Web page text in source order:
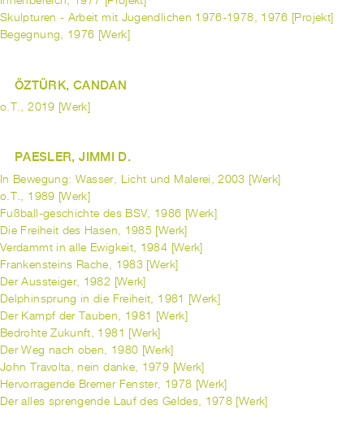
Skulpturen - Arbeit mit Jugendlichen 1976-1978, 1976 [Projekt]
Begegnung, 1976 [Werk]
ÖZTÜRK, CANDAN
o.T., 2019 [Werk]
PAESLER, JIMMI D.
In Bewegung: Wasser, Licht und Malerei, 2003 [Werk]
o.T., 1989 [Werk]
Fußball-geschichte des BSV, 1986 [Werk]
Die Freiheit des Hasen, 1985 [Werk]
Verdammt in alle Ewigkeit, 1984 [Werk]
Frankensteins Rache, 1983 [Werk]
Der Aussteiger, 1982 [Werk]
Delphinsprung in die Freiheit, 1981 [Werk]
Der Kampf der Tauben, 1981 [Werk]
Bedrohte Zukunft, 1981 [Werk]
Der Weg nach oben, 1980 [Werk]
John Travolta, nein danke, 1979 [Werk]
Hervorragende Bremer Fenster, 1978 [Werk]
Der alles sprengende Lauf des Geldes, 1978 [Werk]